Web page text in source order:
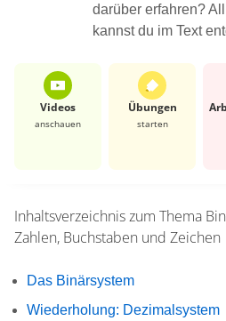
darüber erfahren?
kannst du im Text
Videos
anschauen
Übungen
starten
Inhaltsverzeichnis zum Thema
Zahlen, Buchstaben und Zeichen
Das Binärsystem
Wiederholung: Dezimalsystem